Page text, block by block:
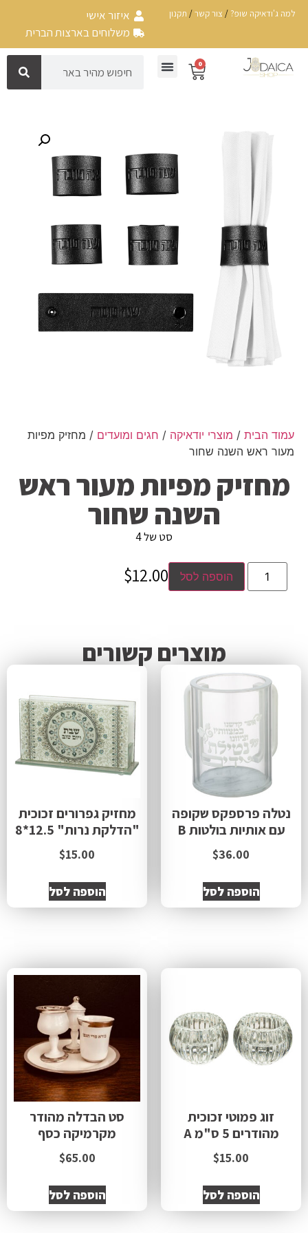
למה ג'ודאיקה שופ? / צור קשר/ תקנון
איזור אישי
משלוחים בארצות הברית
0
עמוד הבית / מוצרי יודאיקה / חגים ומועדים / מחזיק מפיות
מעור ראש השנה שחור
מחזיק מפיות מעור ראש
השנה שחור
סט של 4
הוספה לסל $12.00
מוצרים קשורים
נטלה פרספקס שקופה
עם אותיות בולטות B
$36.00
הוספה לסל
מחזיק גפרורים זכוכית
"הדלקת נרות" 12.5*8
$15.00
הוספה לסל
זוג פמוטי זכוכית
מהודרים 5 ס"מ A
$15.00
הוספה לסל
סט הבדלה מהודר
מקרמיקה כסף
$65.00
הוספה לסל